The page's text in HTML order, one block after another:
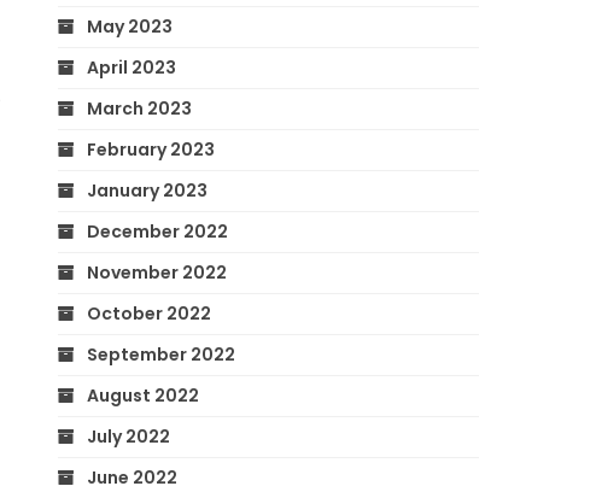
May 2023
April 2023
March 2023
February 2023
January 2023
December 2022
November 2022
October 2022
September 2022
August 2022
July 2022
June 2022